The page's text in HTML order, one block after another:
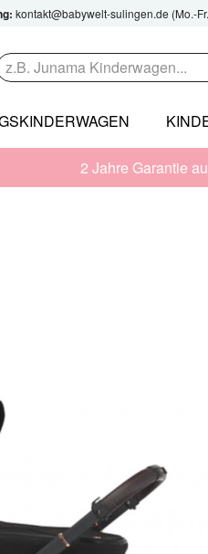
kontakt@babywelt-sulingen.de (Mo.-
2 Jahre Garantie